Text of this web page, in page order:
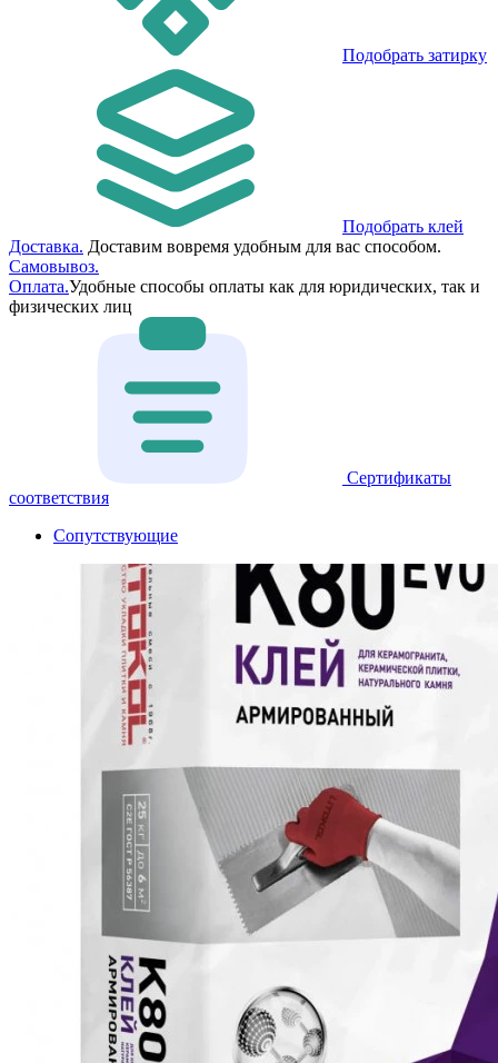
Подобрать затирку
Подобрать клей
Доставка. Доставим вовремя удобным для вас способом.
Самовывоз.
Оплата.Удобные способы оплаты как для юридических, так и
физических лиц
Сертификаты
соответствия
Сопутствующие